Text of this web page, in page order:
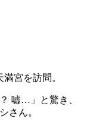
宮を訪問。
嘘…」と驚き、
さん。